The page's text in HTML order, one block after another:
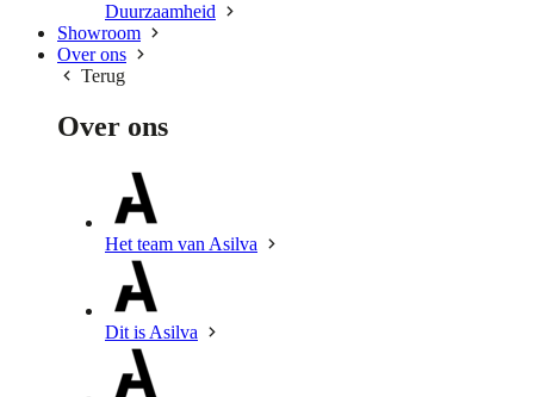
Duurzaamheid
Showroom
Over ons
Terug
Over ons
Het team van Asilva
Dit is Asilva